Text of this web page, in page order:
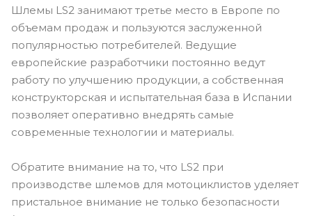
Шлемы LS2 занимают третье место в Европе по
объемам продаж и пользуются заслуженной
популярностью потребителей. Ведущие
европейские разработчики постоянно ведут
работу по улучшению продукции, а собственная
конструкторская и испытательная база в Испании
позволяет оперативно внедрять самые
современные технологии и материалы.
Обратите внимание на то, что LS2 при
производстве шлемов для мотоциклистов уделяет
пристальное внимание не только безопасности